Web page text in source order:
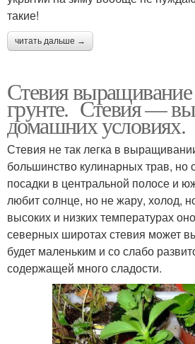
такие!
читать дальше →
Стевия
грунте. Стевия —
домашних условиях.
Стевия не так легка в
большинство кулинарных трав, но
посадки в центральной полосе и
любит солнце, но не жару, холод,
высоких и низких температурах
северных широтах стевия может
будет маленьким и со слабо
содержащей много сладости.